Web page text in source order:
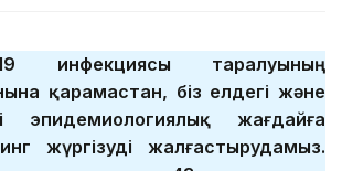
19 инфекциясы таралуының
қарамастан, біз елдегі және
эпидемиологиялық жағдайға
жүргізуді жалғастырудамыз.